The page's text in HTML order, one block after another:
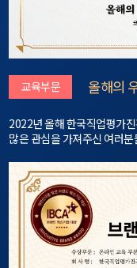
교육부문 올해의
2022년 올해 한국직업평가
많은 관심을 가져주신 여러